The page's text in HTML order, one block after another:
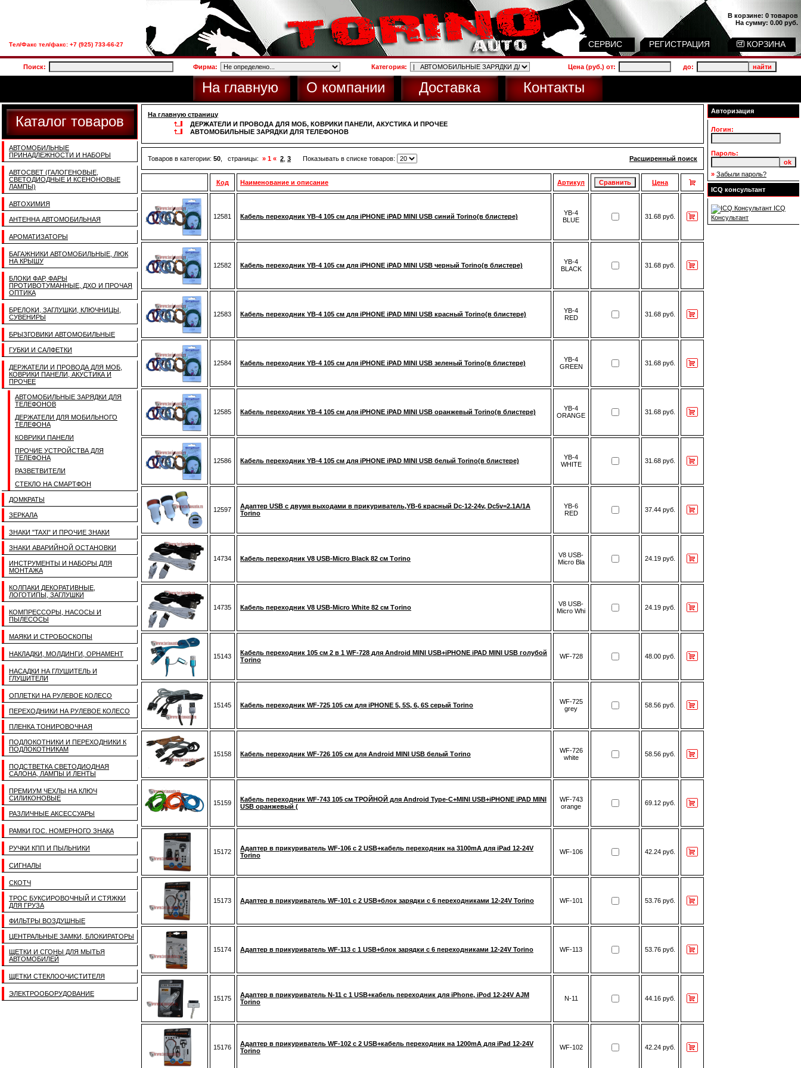
В корзине: 0 товаров
На сумму: 0.00 руб.
Тел/Факс тел/факс: +7 (925) 733-66-27 СЕРВИС РЕГИСТРАЦИЯ КОРЗИНА
Поиск: Фирма: Категория: Цена (руб.) от: до:
На главную О компании Доставка Контакты
Каталог товаров
АВТОМОБИЛЬНЫЕ
ПРИНАДЛЕЖНОСТИ И НАБОРЫ
АВТОСВЕТ (ГАЛОГЕНОВЫЕ,
СВЕТОДИОДНЫЕ И КСЕНОНОВЫЕ
ЛАМПЫ)
АВТОХИМИЯ
АНТЕННА АВТОМОБИЛЬНАЯ
АРОМАТИЗАТОРЫ
БАГАЖНИКИ АВТОМОБИЛЬНЫЕ, ЛЮК
НА КРЫШУ
БЛОКИ ФАР, ФАРЫ
ПРОТИВОТУМАННЫЕ, ДХО И ПРОЧАЯ
ОПТИКА
БРЕЛОКИ, ЗАГЛУШКИ, КЛЮЧНИЦЫ,
СУВЕНИРЫ
БРЫЗГОВИКИ АВТОМОБИЛЬНЫЕ
ГУБКИ И САЛФЕТКИ
ДЕРЖАТЕЛИ И ПРОВОДА ДЛЯ МОБ,
КОВРИКИ ПАНЕЛИ, АКУСТИКА И
ПРОЧЕЕ
АВТОМОБИЛЬНЫЕ ЗАРЯДКИ ДЛЯ
ТЕЛЕФОНОВ
ДЕРЖАТЕЛИ ДЛЯ МОБИЛЬНОГО
ТЕЛЕФОНА
КОВРИКИ ПАНЕЛИ
ПРОЧИЕ УСТРОЙСТВА ДЛЯ
ТЕЛЕФОНА
РАЗВЕТВИТЕЛИ
СТЕКЛО НА СМАРТФОН
ДОМКРАТЫ
ЗЕРКАЛА
ЗНАКИ "TAXI" И ПРОЧИЕ ЗНАКИ
ЗНАКИ АВАРИЙНОЙ ОСТАНОВКИ
ИНСТРУМЕНТЫ И НАБОРЫ ДЛЯ
МОНТАЖА
КОЛПАКИ ДЕКОРАТИВНЫЕ,
ЛОГОТИПЫ, ЗАГЛУШКИ
КОМПРЕССОРЫ, НАСОСЫ И
ПЫЛЕСОСЫ
МАЯКИ И СТРОБОСКОПЫ
НАКЛАДКИ, МОЛДИНГИ, ОРНАМЕНТ
НАСАДКИ НА ГЛУШИТЕЛЬ И
ГЛУШИТЕЛИ
ОПЛЕТКИ НА РУЛЕВОЕ КОЛЕСО
ПЕРЕХОДНИКИ НА РУЛЕВОЕ КОЛЕСО
ПЛЕНКА ТОНИРОВОЧНАЯ
ПОДЛОКОТНИКИ И ПЕРЕХОДНИКИ К
ПОДЛОКОТНИКАМ
ПОДСТВЕТКА СВЕТОДИОДНАЯ
САЛОНА, ЛАМПЫ И ЛЕНТЫ
ПРЕМИУМ ЧЕХЛЫ НА КЛЮЧ
СИЛИКОНОВЫЕ
РАЗЛИЧНЫЕ АКСЕССУАРЫ
РАМКИ ГОС. НОМЕРНОГО ЗНАКА
РУЧКИ КПП И ПЫЛЬНИКИ
СИГНАЛЫ
СКОТЧ
ТРОС БУКСИРОВОЧНЫЙ И СТЯЖКИ
ДЛЯ ГРУЗА
ФИЛЬТРЫ ВОЗДУШНЫЕ
ЦЕНТРАЛЬНЫЕ ЗАМКИ, БЛОКИРАТОРЫ
ЩЕТКИ И СГОНЫ ДЛЯ МЫТЬЯ
АВТОМОБИЛЕЙ
ЩЕТКИ СТЕКЛООЧИСТИТЕЛЯ
ЭЛЕКТРООБОРУДОВАНИЕ
На главную страницу
ДЕРЖАТЕЛИ И ПРОВОДА ДЛЯ МОБ, КОВРИКИ ПАНЕЛИ, АКУСТИКА И ПРОЧЕЕ
АВТОМОБИЛЬНЫЕ ЗАРЯДКИ ДЛЯ ТЕЛЕФОНОВ
Товаров в категории: 50 , страницы: » 1 « 2 3 Показывать в списке товаров: Расширенный поиск
Код Наименование и описание Артикул Цена
12581 Кабель переходник YB-4 105 см для iPHONE iPAD MINI USB синий Torino(в блистере)
YB-4
BLUE
31.68 руб.
12582 Кабель переходник YB-4 105 см для iPHONE iPAD MINI USB черный Torino(в блистере)
YB-4
BLACK
31.68 руб.
12583 Кабель переходник YB-4 105 см для iPHONE iPAD MINI USB красный Torino(в блистере)
YB-4
RED
31.68 руб.
12584 Кабель переходник YB-4 105 см для iPHONE iPAD MINI USB зеленый Torino(в блистере)
YB-4
GREEN
31.68 руб.
12585 Кабель переходник YB-4 105 см для iPHONE iPAD MINI USB оранжевый Torino(в блистере)
YB-4
ORANGE
31.68 руб.
12586 Кабель переходник YB-4 105 см для iPHONE iPAD MINI USB белый Torino(в блистере)
YB-4
WHITE
31.68 руб.
12597
Адаптер USB с двумя выходами в прикуриватель,YB-6 красный Dc-12-24v, Dc5v=2.1A/1A
Torino
YB-6
RED
37.44 руб.
14734 Кабель переходник V8 USB-Micro Black 82 см Тorino
V8 USB-
Micro Bla
24.19 руб.
14735 Кабель переходник V8 USB-Micro White 82 см Тorino
V8 USB-
Micro Whi
24.19 руб.
15143
Кабель переходник 105 см 2 в 1 WF-728 для Android MINI USB+iPHONE iPAD MINI USB голубой
Тorino
WF-728 48.00 руб.
15145 Кабель переходник WF-725 105 см для iPHONE 5, 5S, 6, 6S серый Torino
WF-725
grey
58.56 руб.
15158 Кабель переходник WF-726 105 см для Android MINI USB белый Тorino
WF-726
white
58.56 руб.
15159
Кабель переходник WF-743 105 см ТРОЙНОЙ для Android Type-C+MINI USB+iPHONE iPAD MINI
USB оранжевый (
WF-743
orange
69.12 руб.
15172
Адаптер в прикуриватель WF-106 с 2 USB+кабель переходник на 3100mA для iPad 12-24V
Torino
WF-106 42.24 руб.
15173 Адаптер в прикуриватель WF-101 с 2 USB+блок зарядки с 6 переходниками 12-24V Torino WF-101 53.76 руб.
15174 Адаптер в прикуриватель WF-113 с 1 USB+блок зарядки с 6 переходниками 12-24V Torino WF-113 53.76 руб.
15175
Адаптер в прикуриватель N-11 с 1 USB+кабель переходник для iPhone, iPоd 12-24V AJM
Torino
N-11 44.16 руб.
15176
Адаптер в прикуриватель WF-102 с 2 USB+кабель переходник на 1200mA для iPad 12-24V
Torino
WF-102 42.24 руб.
Авторизация
Логин:
Пароль:
» Забыли пароль?
ICQ консультант
ICQ
Консультант